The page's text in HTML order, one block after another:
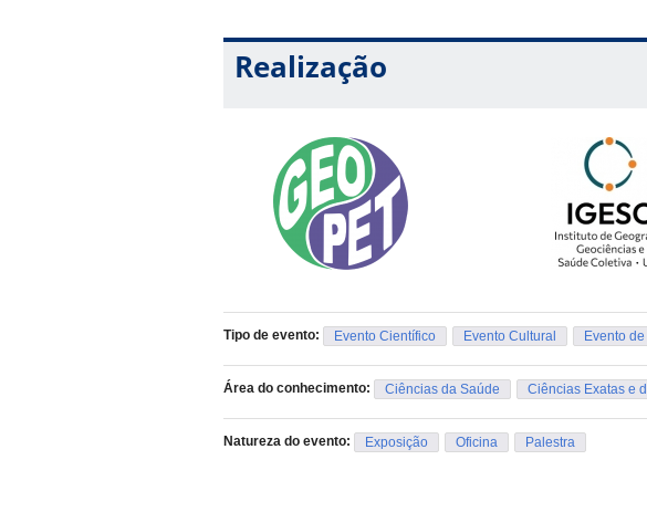
obrigatoriamente, o problema de pesquisa, os objetivos,
desenvolvimento da pesquisa.
Realização
Tipo de evento: Evento Científico Evento Cultural Evento
Área do conhecimento: Ciências da Saúde Ciências Exatas e
Natureza do evento: Exposição Oficina Palestra